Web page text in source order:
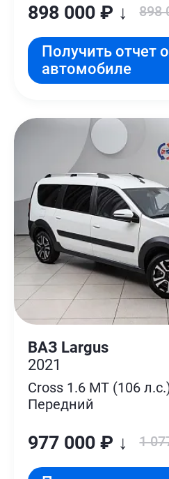
898 000 ₽ ↓ 898
Получить отчет
автомобиле
ВАЗ Largus
2021
Cross 1.6 MT (106
Передний
977 000 ₽ ↓ 1